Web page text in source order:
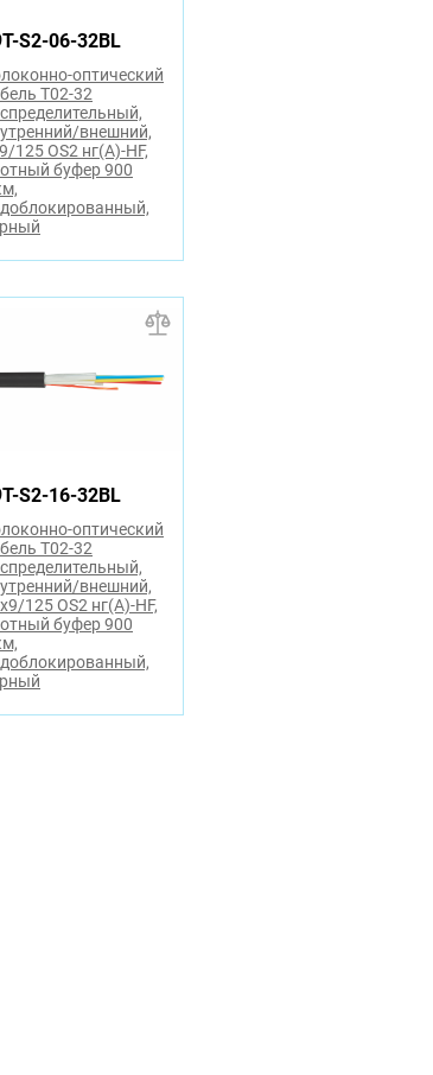
S2-06-32BL
оптический
T02-32
внешний,
125 OS2 нг(А)-HF,
буфер 900
S2-16-32BL
оптический
T02-32
внешний,
125 OS2 нг(А)-HF,
буфер 900